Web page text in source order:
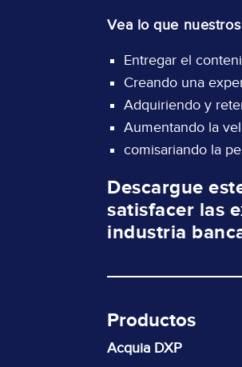
Vea lo que
Entregar el
Creando una
Adquiriendo y
Aumentando la
comisariando la
Descargue
satisfacer las
industria
Productos
Acquia DXP